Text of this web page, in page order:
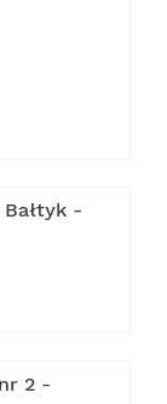
-
2 -